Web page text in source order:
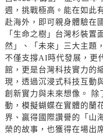
週，挑戰極高。能在如此
赴海外，即可親身體驗在
「生命之樹」台灣杉裝
然」、「未來」三大主題
不僅支撐AI時代發展，更
館，更是台灣科技實力的
現，透過沉浸式科技互動
創新實力與未來想像。
動，模擬蝴蝶在實體的蘭
界、贏得國際讚譽的「山
榮的故事，也獲得在場出